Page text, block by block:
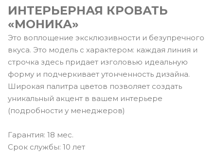
ИНТЕРЬЕРНАЯ КРОВАТЬ
«МОНИКА»
Это воплощение эксклюзивности и безупречного
вкуса. Это модель с характером: каждая линия и
строчка здесь придает изголовью идеальную
форму и подчеркивает утонченность дизайна.
Широкая палитра цветов позволяет создать
уникальный акцент в вашем интерьере
(подробности у менеджеров)
Гарантия: 18 мес.
Срок службы: 10 лет